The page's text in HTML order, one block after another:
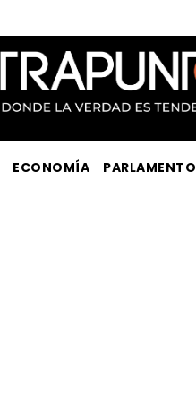
ECONOMÍA PARLAMENTO